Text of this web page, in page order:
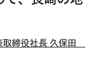
取締役社長 久保田